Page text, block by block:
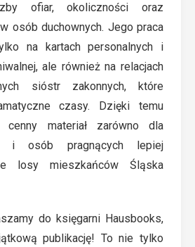
ofiar, okoliczności oraz
osób duchownych. Jego praca
na kartach personalnych i
ale również na relacjach
sióstr zakonnych, które
czasy. Dzięki temu
cenny materiał zarówno dla
i osób pragnących lepiej
losy mieszkańców Śląska
do księgarni Hausbooks,
publikację! To nie tylko